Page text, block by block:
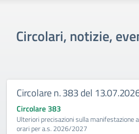
Circolari, notizie,
Circolare n. 383 del
Circolare 383
Ulteriori precisazioni sulla manifestazione
orari per a.s. 2026/2027